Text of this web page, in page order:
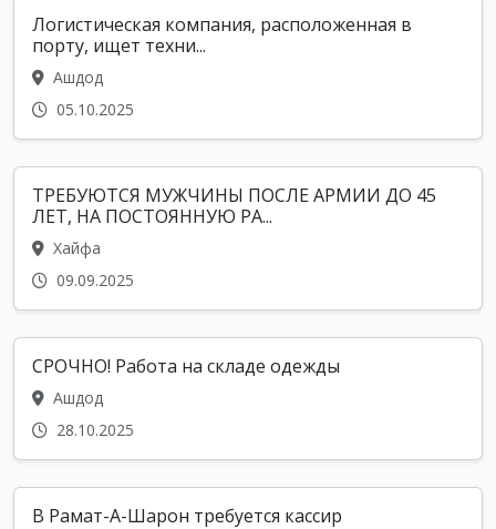
Логистическая компания, расположенная в
порту, ищет техни...
Ашдод
05.10.2025
ТРЕБУЮТСЯ МУЖЧИНЫ ПОСЛЕ АРМИИ ДО 45
ЛЕТ, НА ПОСТОЯННУЮ РА...
Хайфа
09.09.2025
СРОЧНО! Работа на складе одежды
Ашдод
28.10.2025
В Рамат-А-Шарон требуется кассир